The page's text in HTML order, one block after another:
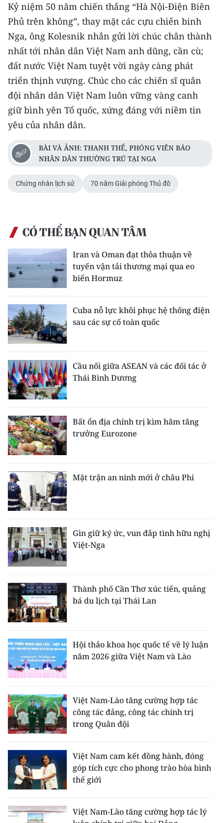
Kỷ niệm 50 năm chiến thắng “Hà Nội-Điện Biên
Phủ trên không”, thay mặt các cựu chiến binh
Nga, ông Kolesnik nhắn gửi lời chúc chân thành
nhất tới nhân dân Việt Nam anh dũng, cần cù;
đất nước Việt Nam tuyệt vời ngày càng phát
triển thịnh vượng. Chúc cho các chiến sĩ quân
đội nhân dân Việt Nam luôn vững vàng canh
giữ bình yên Tổ quốc, xứng đáng với niềm tin
yêu của nhân dân.
BÀI VÀ ẢNH: THANH THỂ, PHÓNG VIÊN BÁO
NHÂN DÂN THƯỜNG TRÚ TẠI NGA
Chứng nhân lịch sử 70 năm Giải phóng Thủ đô
CÓ THỂ BẠN QUAN TÂM
Iran và Oman đạt thỏa thuận về
tuyến vận tải thương mại qua eo
biển Hormuz
Cuba nỗ lực khôi phục hệ thống điện
sau các sự cố toàn quốc
Cầu nối giữa ASEAN và các đối tác ở
Thái Bình Dương
Bất ổn địa chính trị kìm hãm tăng
trưởng Eurozone
Mặt trận an ninh mới ở châu Phi
Gìn giữ ký ức, vun đắp tình hữu nghị
Việt-Nga
Thành phố Cần Thơ xúc tiến, quảng
bá du lịch tại Thái Lan
Hội thảo khoa học quốc tế về lý luận
năm 2026 giữa Việt Nam và Lào
Việt Nam-Lào tăng cường hợp tác
công tác đảng, công tác chính trị
trong Quân đội
Việt Nam cam kết đồng hành, đóng
góp tích cực cho phong trào hòa bình
thế giới
Việt Nam-Lào tăng cường hợp tác lý